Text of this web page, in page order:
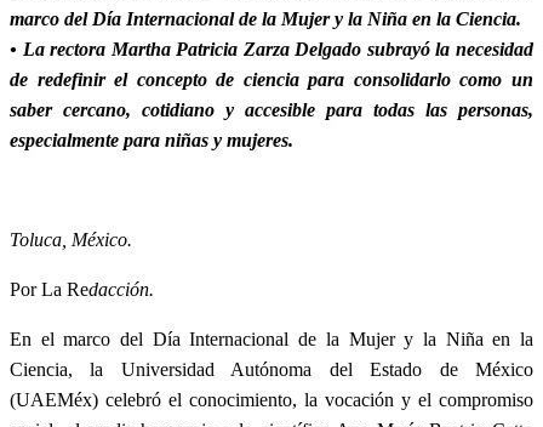
marco del Día Internacional de la Mujer y la Niña en la Ciencia.
• La rectora Martha Patricia Zarza Delgado subrayó la necesidad
de redefinir el concepto de ciencia para consolidarlo como un
saber cercano, cotidiano y accesible para todas las personas,
especialmente para niñas y mujeres.
Toluca, México.
Por La Redacción.
En el marco del Día Internacional de la Mujer y la Niña en la
Ciencia, la Universidad Autónoma del Estado de México
(UAEMéx) celebró el conocimiento, la vocación y el compromiso